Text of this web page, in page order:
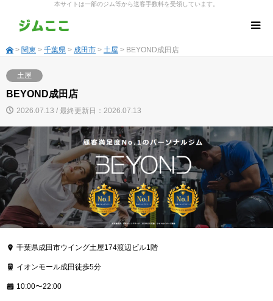
本サイトは一部のジム等から送客手数料を受領しています。
> 関東 > 千葉県 > 成田市 > 土屋 > BEYOND成田店
土屋
BEYOND成田店
2026.07.13 / 最終更新日：2026.07.13
千葉県成田市ウイング土屋174渡辺ビル1階
イオンモール成田徒歩5分
10:00〜22:00